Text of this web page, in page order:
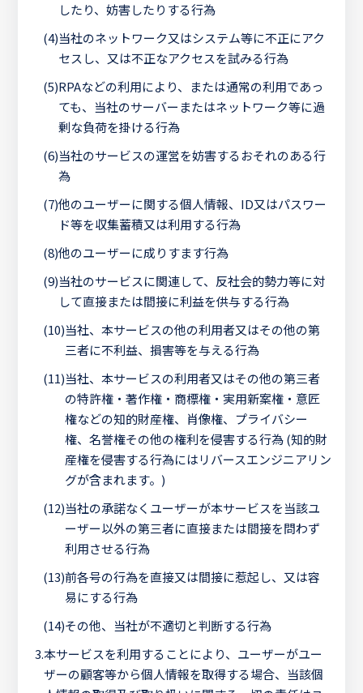
したり、妨害したりする行為
(4)当社のネットワーク又はシステム等に不正にアク
セスし、又は不正なアクセスを試みる行為
(5)RPAなどの利用により、または通常の利用であっ
ても、当社のサーバーまたはネットワーク等に過
剰な負荷を掛ける行為
(6)当社のサービスの運営を妨害するおそれのある行
為
(7)他のユーザーに関する個人情報、ID又はパスワー
ド等を収集蓄積又は利用する行為
(8)他のユーザーに成りすます行為
(9)当社のサービスに関連して、反社会的勢力等に対
して直接または間接に利益を供与する行為
(10)当社、本サービスの他の利用者又はその他の第
三者に不利益、損害等を与える行為
(11)当社、本サービスの利用者又はその他の第三者
の特許権・著作権・商標権・実用新案権・意匠
権などの知的財産権、肖像権、プライバシー
権、名誉権その他の権利を侵害する行為 (知的財
産権を侵害する行為にはリバースエンジニアリン
グが含まれます。)
(12)当社の承諾なくユーザーが本サービスを当該ユ
ーザー以外の第三者に直接または間接を問わず
利用させる行為
(13)前各号の行為を直接又は間接に惹起し、又は容
易にする行為
(14)その他、当社が不適切と判断する行為
3.本サービスを利用することにより、ユーザーがユー
ザーの顧客等から個人情報を取得する場合、当該個